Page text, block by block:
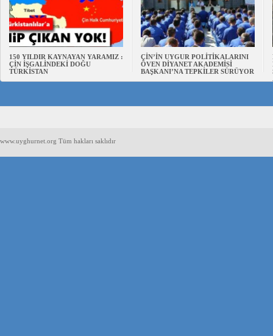
150 YILDIR KAYNAYAN YARAMIZ :
ÇİN İŞGALİNDEKİ DOĞU
TÜRKİSTAN
ÇİN’İN UYGUR POLİTİKALARINI
ÖVEN DİYANET AKADEMİSİ
BAŞKANI’NA TEPKİLER SÜRÜYOR
www.uyghurnet.org Tüm hakları saklıdır